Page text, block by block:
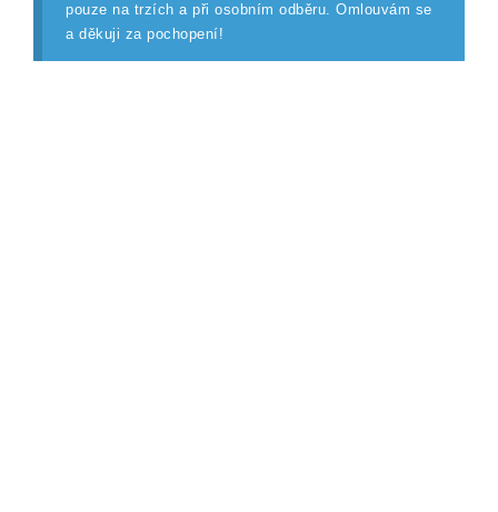
pouze na trzích a při osobním odběru. Omlouvám se
a děkuji za pochopení!